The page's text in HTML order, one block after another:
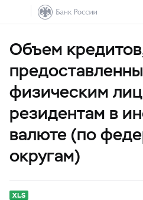
Объем
физическим
резидентам в
валюте (по
округам)